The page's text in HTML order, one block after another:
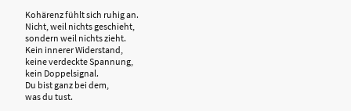
Kohärenz fühlt sich ruhig an.
Nicht, weil nichts geschieht,
sondern weil nichts zieht.
Kein innerer Widerstand,
keine verdeckte Spannung,
kein Doppelsignal.
Du bist ganz bei dem,
was du tust.